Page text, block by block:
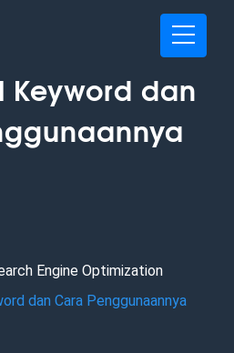
Keyword dan
Engine Optimization
dan Cara Penggunaannya